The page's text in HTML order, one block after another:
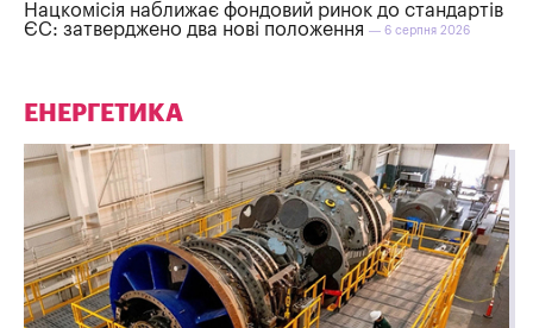
Нацкомісія наближає фондовий ринок до стандартів
ЄС: затверджено два нові положення — 6 серпня 2026
ЕНЕРГЕТИКА